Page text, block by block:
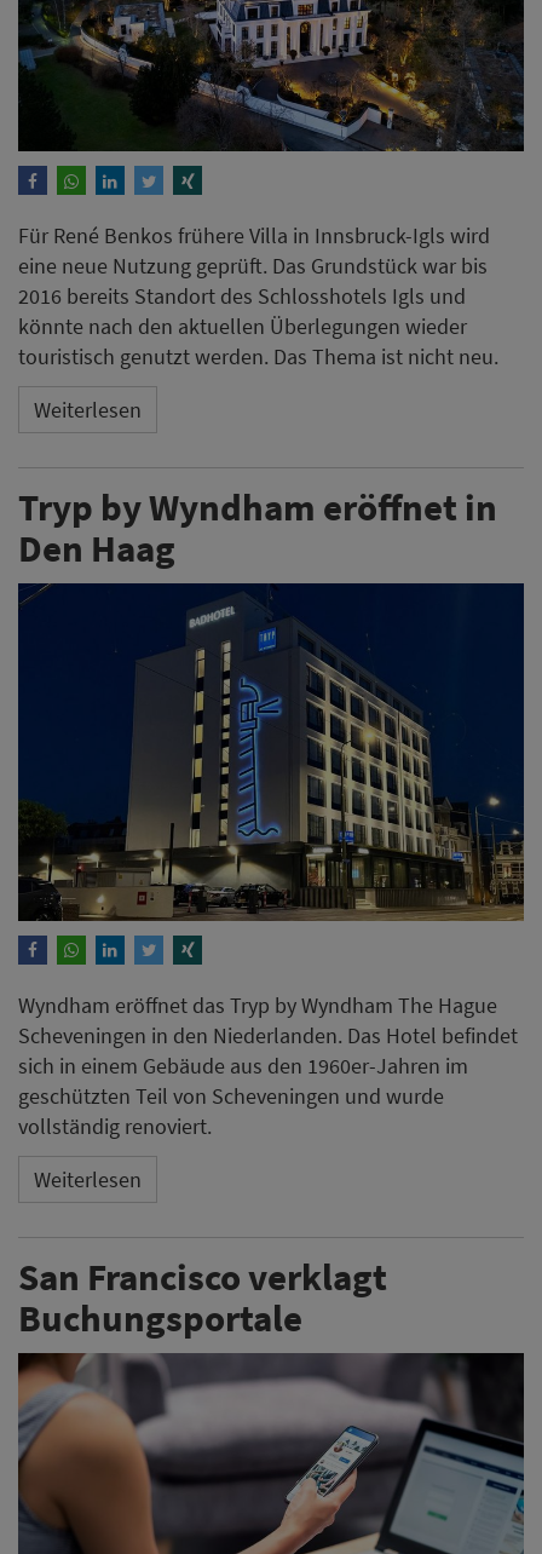
Für René Benkos frühere Villa in Innsbruck-Igls wird
eine neue Nutzung geprüft. Das Grundstück war bis
2016 bereits Standort des Schlosshotels Igls und
könnte nach den aktuellen Überlegungen wieder
touristisch genutzt werden. Das Thema ist nicht neu.
Weiterlesen
Tryp by Wyndham eröffnet in
Den Haag
Wyndham eröffnet das Tryp by Wyndham The Hague
Scheveningen in den Niederlanden. Das Hotel befindet
sich in einem Gebäude aus den 1960er-Jahren im
geschützten Teil von Scheveningen und wurde
vollständig renoviert.
Weiterlesen
San Francisco verklagt
Buchungsportale